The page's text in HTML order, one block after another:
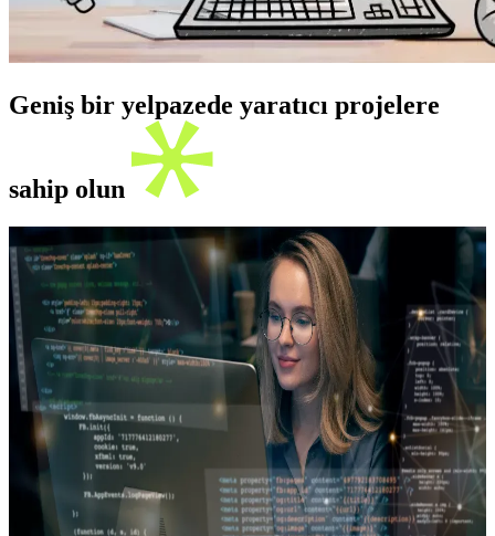
Geniş bir yelpazede yaratıcı projelere
sahip olun